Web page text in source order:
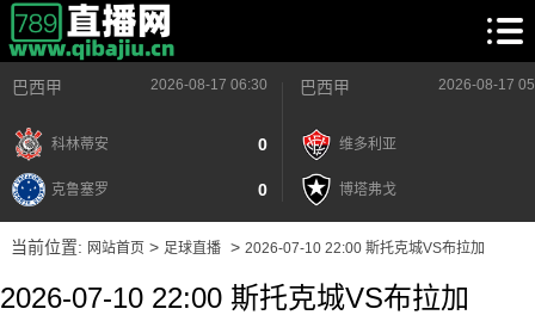
巴西甲 2026-08-17 06:30
科林蒂安 0
克鲁塞罗 0
巴西甲 2026-08-17
维多利亚
博塔弗戈
当前位置: 网站首页> 足球直播> 2026-07-10 22:00 斯托克城VS布拉加
2026-07-10 22:00 斯托克城VS布拉加